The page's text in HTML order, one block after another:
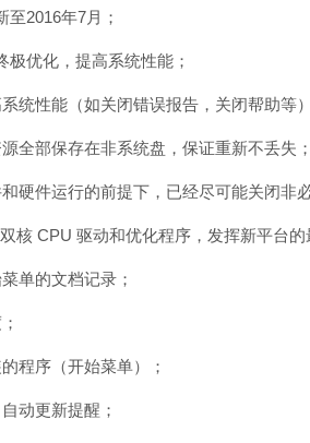
2016年7月；
优化，提高系统性能；
统性能（如关闭错误报告，关闭帮助等
全部保存在非系统盘，保证重新不丢失
硬件运行的前提下，已经尽可能关闭非
核 CPU 驱动和优化程序，发挥新平台
单的文档记录；
程序（开始菜单）；
动更新提醒；